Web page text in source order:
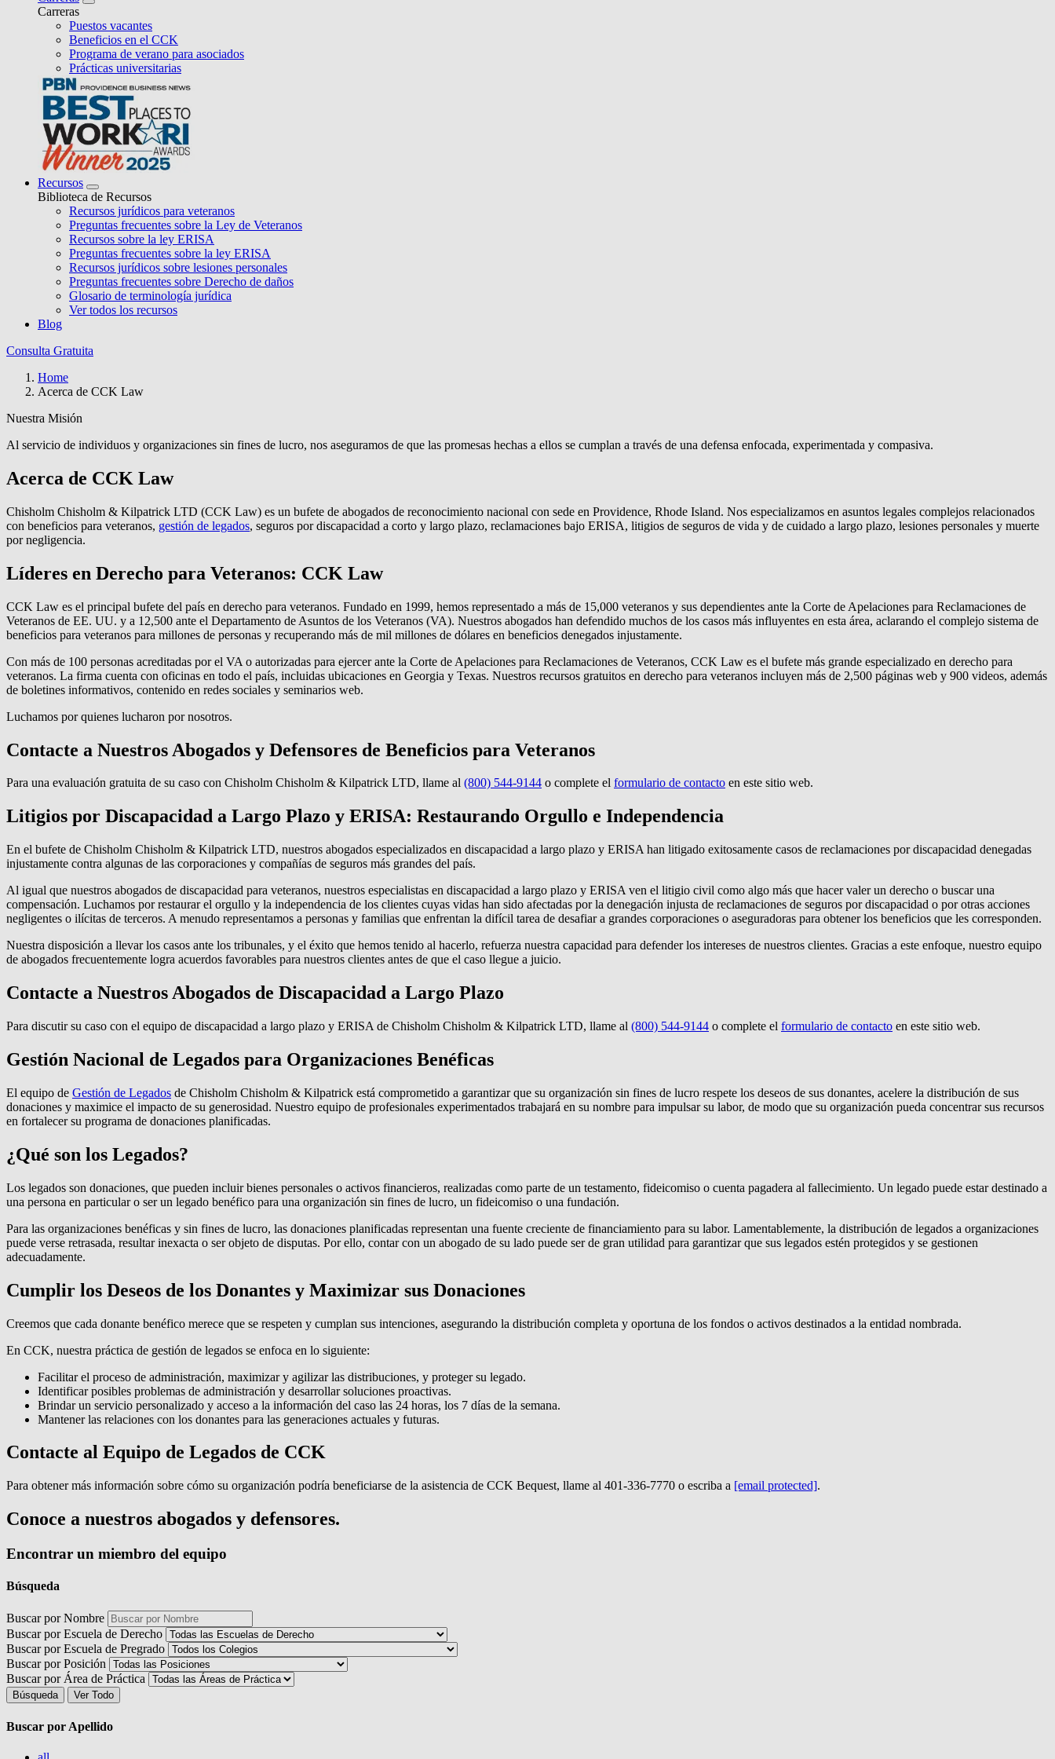
Carreras
Puestos vacantes
Beneficios en el CCK
Programa de verano para asociados
Prácticas universitarias
Recursos
Biblioteca de Recursos
Recursos jurídicos para veteranos
Preguntas frecuentes sobre la Ley de Veteranos
Recursos sobre la ley ERISA
Preguntas frecuentes sobre la ley ERISA
Recursos jurídicos sobre lesiones personales
Preguntas frecuentes sobre Derecho de daños
Glosario de terminología jurídica
Ver todos los recursos
Blog
Consulta Gratuita
Home
Acerca de CCK Law
Nuestra Misión
Al servicio de individuos y organizaciones sin fines de lucro, nos aseguramos de que las promesas hechas a ellos se cumplan a través de una defensa enfocada, experimentada y compasiva.
Acerca de CCK Law
Chisholm Chisholm & Kilpatrick LTD (CCK Law) es un bufete de abogados de reconocimiento nacional con sede en Providence, Rhode Island. Nos especializamos en asuntos legales complejos relacionados
con beneficios para veteranos, gestión de legados, seguros por discapacidad a corto y largo plazo, reclamaciones bajo ERISA, litigios de seguros de vida y de cuidado a largo plazo, lesiones personales y muerte
por negligencia.
Líderes en Derecho para Veteranos: CCK Law
CCK Law es el principal bufete del país en derecho para veteranos. Fundado en 1999, hemos representado a más de 15,000 veteranos y sus dependientes ante la Corte de Apelaciones para Reclamaciones de
Veteranos de EE. UU. y a 12,500 ante el Departamento de Asuntos de los Veteranos (VA). Nuestros abogados han defendido muchos de los casos más influyentes en esta área, aclarando el complejo sistema de
beneficios para veteranos para millones de personas y recuperando más de mil millones de dólares en beneficios denegados injustamente.
Con más de 100 personas acreditadas por el VA o autorizadas para ejercer ante la Corte de Apelaciones para Reclamaciones de Veteranos, CCK Law es el bufete más grande especializado en derecho para
veteranos. La firma cuenta con oficinas en todo el país, incluidas ubicaciones en Georgia y Texas. Nuestros recursos gratuitos en derecho para veteranos incluyen más de 2,500 páginas web y 900 videos, además
de boletines informativos, contenido en redes sociales y seminarios web.
Luchamos por quienes lucharon por nosotros.
Contacte a Nuestros Abogados y Defensores de Beneficios para Veteranos
Para una evaluación gratuita de su caso con Chisholm Chisholm & Kilpatrick LTD, llame al (800) 544-9144 o complete el formulario de contacto en este sitio web.
Litigios por Discapacidad a Largo Plazo y ERISA: Restaurando Orgullo e Independencia
En el bufete de Chisholm Chisholm & Kilpatrick LTD, nuestros abogados especializados en discapacidad a largo plazo y ERISA han litigado exitosamente casos de reclamaciones por discapacidad denegadas
injustamente contra algunas de las corporaciones y compañías de seguros más grandes del país.
Al igual que nuestros abogados de discapacidad para veteranos, nuestros especialistas en discapacidad a largo plazo y ERISA ven el litigio civil como algo más que hacer valer un derecho o buscar una
compensación. Luchamos por restaurar el orgullo y la independencia de los clientes cuyas vidas han sido afectadas por la denegación injusta de reclamaciones de seguros por discapacidad o por otras acciones
negligentes o ilícitas de terceros. A menudo representamos a personas y familias que enfrentan la difícil tarea de desafiar a grandes corporaciones o aseguradoras para obtener los beneficios que les corresponden.
Nuestra disposición a llevar los casos ante los tribunales, y el éxito que hemos tenido al hacerlo, refuerza nuestra capacidad para defender los intereses de nuestros clientes. Gracias a este enfoque, nuestro equipo
de abogados frecuentemente logra acuerdos favorables para nuestros clientes antes de que el caso llegue a juicio.
Contacte a Nuestros Abogados de Discapacidad a Largo Plazo
Para discutir su caso con el equipo de discapacidad a largo plazo y ERISA de Chisholm Chisholm & Kilpatrick LTD, llame al (800) 544-9144 o complete el formulario de contacto en este sitio web.
Gestión Nacional de Legados para Organizaciones Benéficas
El equipo de Gestión de Legados de Chisholm Chisholm & Kilpatrick está comprometido a garantizar que su organización sin fines de lucro respete los deseos de sus donantes, acelere la distribución de sus
donaciones y maximice el impacto de su generosidad. Nuestro equipo de profesionales experimentados trabajará en su nombre para impulsar su labor, de modo que su organización pueda concentrar sus recursos
en fortalecer su programa de donaciones planificadas.
¿Qué son los Legados?
Los legados son donaciones, que pueden incluir bienes personales o activos financieros, realizadas como parte de un testamento, fideicomiso o cuenta pagadera al fallecimiento. Un legado puede estar destinado a
una persona en particular o ser un legado benéfico para una organización sin fines de lucro, un fideicomiso o una fundación.
Para las organizaciones benéficas y sin fines de lucro, las donaciones planificadas representan una fuente creciente de financiamiento para su labor. Lamentablemente, la distribución de legados a organizaciones
puede verse retrasada, resultar inexacta o ser objeto de disputas. Por ello, contar con un abogado de su lado puede ser de gran utilidad para garantizar que sus legados estén protegidos y se gestionen
adecuadamente.
Cumplir los Deseos de los Donantes y Maximizar sus Donaciones
Creemos que cada donante benéfico merece que se respeten y cumplan sus intenciones, asegurando la distribución completa y oportuna de los fondos o activos destinados a la entidad nombrada.
En CCK, nuestra práctica de gestión de legados se enfoca en lo siguiente:
Facilitar el proceso de administración, maximizar y agilizar las distribuciones, y proteger su legado.
Identificar posibles problemas de administración y desarrollar soluciones proactivas.
Brindar un servicio personalizado y acceso a la información del caso las 24 horas, los 7 días de la semana.
Mantener las relaciones con los donantes para las generaciones actuales y futuras.
Contacte al Equipo de Legados de CCK
Para obtener más información sobre cómo su organización podría beneficiarse de la asistencia de CCK Bequest, llame al 401-336-7770 o escriba a [email protected].
Conoce a nuestros abogados y defensores.
Encontrar un miembro del equipo
Búsqueda
Buscar por Nombre
Buscar por Escuela de Derecho
Buscar por Escuela de Pregrado
Buscar por Posición
Buscar por Área de Práctica
Buscar por Apellido